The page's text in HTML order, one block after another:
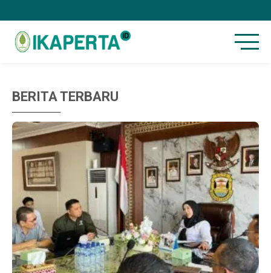
BERITA TERBARU